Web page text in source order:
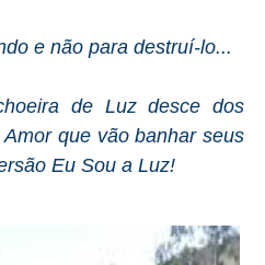
e não para destruí-lo...
de Luz desce dos
que vão banhar seus
Eu Sou a Luz!